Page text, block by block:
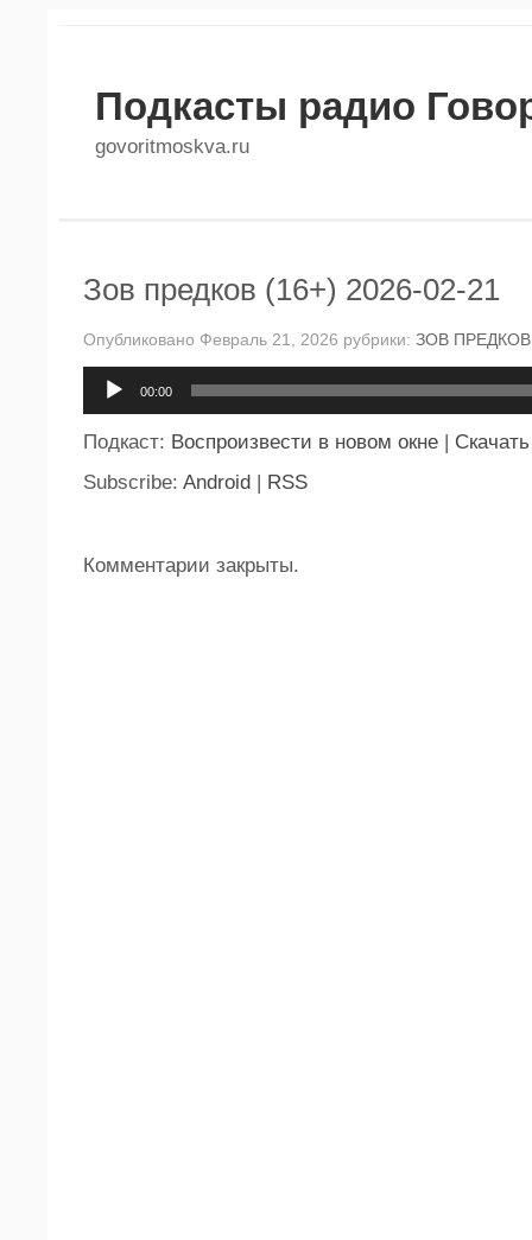
Подкасты радио
govoritmoskva.ru
Зов предков (16+) 2026-02-21
Опубликовано Февраль 21, 2026 рубрики: ЗОВ ПРЕДКОВ
00:00
Подкаст: Воспроизвести в новом окне | Скачать
Subscribe: Android | RSS
Комментарии закрыты.